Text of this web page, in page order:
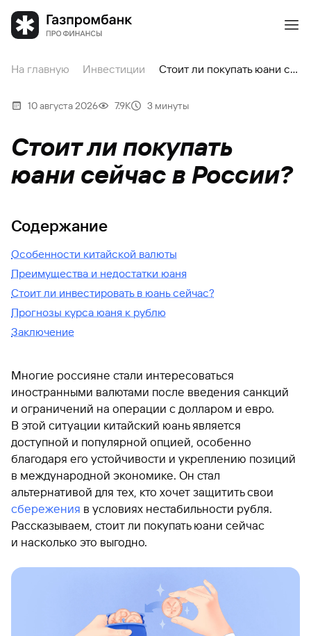
На главную Инвестиции Стоит ли покупать юани сейчас в России?
10 августа 2026 7.9К 3 минуты
Стоит ли покупать
юани сейчас в России?
Содержание
Особенности китайской валюты
Преимущества и недостатки юаня
Стоит ли инвестировать в юань сейчас?
Прогнозы курса юаня к рублю
Заключение
Многие россияне стали интересоваться
иностранными валютами после введения санкций
и ограничений на операции с долларом и евро.
В этой ситуации китайский юань является
доступной и популярной опцией, особенно
благодаря его устойчивости и укреплению позиций
в международной экономике. Он стал
альтернативой для тех, кто хочет защитить свои
сбережения в условиях нестабильности рубля.
Рассказываем, стоит ли покупать юани сейчас
и насколько это выгодно.